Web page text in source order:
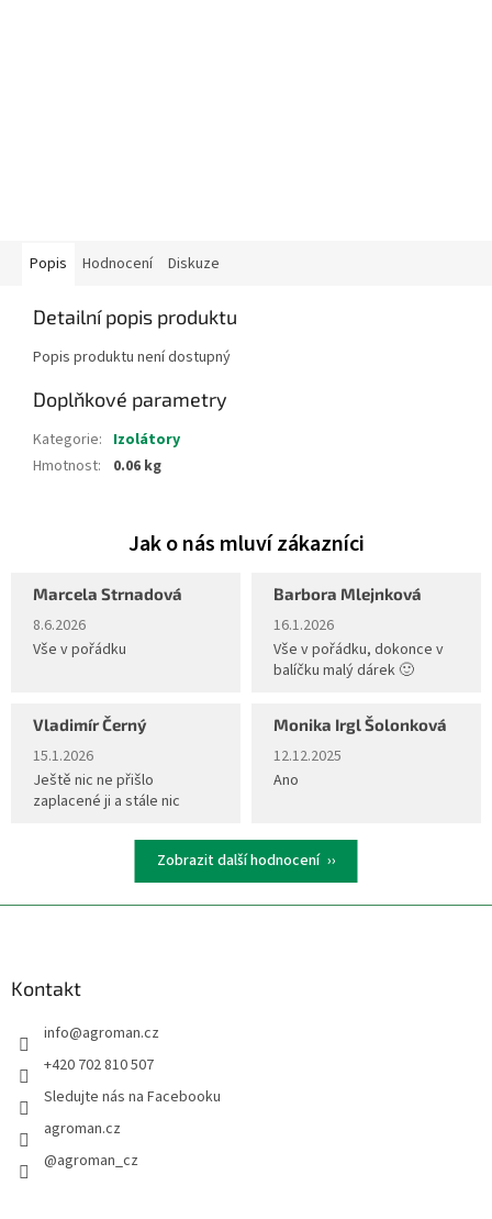
Popis Hodnocení Diskuze
Detailní popis produktu
Popis produktu není dostupný
Doplňkové parametry
Kategorie: Izolátory
Hmotnost: 0.06 kg
Marcela Strnadová
Hodnocení obchodu je 5 z 5 hvězdiček.
8.6.2026
Vše v pořádku
Barbora Mlejnková
Hodnocení obchodu je 5 z 5
16.1.2026
Vše v pořádku, dokonce v
balíčku malý dárek 🙂
Vladimír Černý
Hodnocení obchodu je 5 z 5 hvězdiček.
15.1.2026
Ještě nic ne přišlo
zaplacené ji a stále nic
Monika Irgl Šolonková
Hodnocení obchodu je 5 z 5
12.12.2025
Ano
Zobrazit další hodnocení
Kontakt
info@agroman.cz
+420 702 810 507
Sledujte nás na Facebooku
agroman.cz
@agroman_cz